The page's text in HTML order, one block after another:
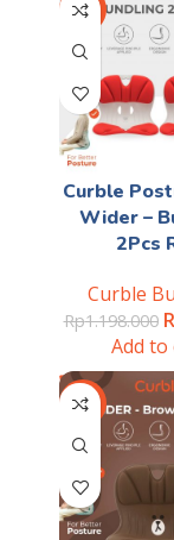
-17%
Curble
Wider –
2Pcs
Curble
Rp1.198.000
Add to
-40%